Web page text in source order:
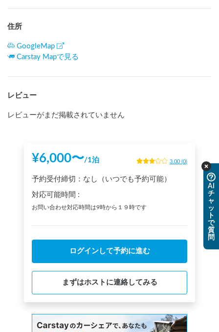
住所
GoogleMap
Carstay Mapで見る
レビュー
レビューがまだ掲載されていません
¥6,000〜/1泊 3.00 (0)
予約受付締切： なし（いつでも予約可能）
対応可能時間 :
お問い合わせ対応時間は9時から１９時です
ログインして予約に進む
まずはホストに連絡してみる
AI
チ
ャ
ッ
ト
で
質
問